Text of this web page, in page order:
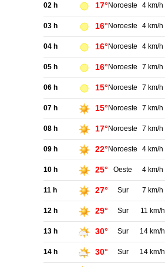
02 h 17° Noroeste 4 km/h
03 h 16° Noroeste 4 km/h
04 h 16° Noroeste 4 km/h
05 h 16° Noroeste 7 km/h
06 h 15° Noroeste 7 km/h
07 h 15° Noroeste 7 km/h
08 h 17° Noroeste 7 km/h
09 h 22° Noroeste 4 km/h
10 h 25° Oeste 4 km/h
11 h 27° Sur 7 km/h
12 h 29° Sur 11 km/h
13 h 30° Sur 14 km/h
14 h 30° Sur 14 km/h